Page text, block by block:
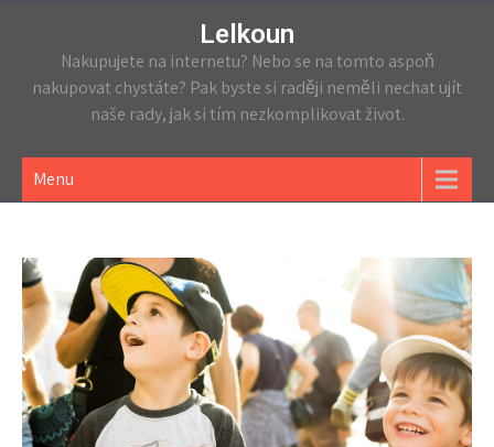
Lelkoun
Nakupujete na internetu? Nebo se na tomto aspoň
nakupovat chystáte? Pak byste si raději neměli nechat ujít
naše rady, jak si tím nezkomplikovat život.
Menu